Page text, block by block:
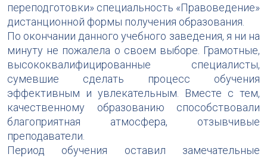
переподготовки» специальность «Правоведение»
дистанционной формы получения образования.
По окончании данного учебного заведения, я ни на
минуту не пожалела о своем выборе. Грамотные,
высококвалифицированные специалисты,
сумевшие сделать процесс обучения
эффективным и увлекательным. Вместе с тем,
качественному образованию способствовали
благоприятная атмосфера, отзывчивые
преподаватели.
Период обучения оставил замечательные